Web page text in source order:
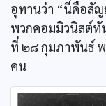
อุทานว่า “นี่คือสัญ
พวกคอมมิวนิสต์ทั
ที่ ๒๘ กุมภาพันธ์
คน